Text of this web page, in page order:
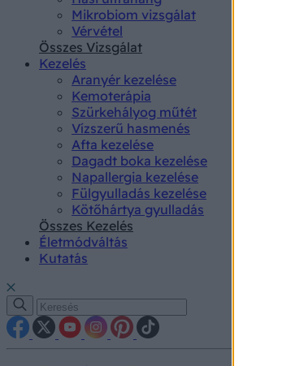
Mikrobiom vizsgálat
Vérvétel
Összes Vizsgálat
Kezelés
Aranyér kezelése
Kemoterápia
Szürkehályog műtét
Vízszerű hasmenés
Afta kezelése
Dagadt boka kezelése
Napallergia kezelése
Fülgyulladás kezelése
Kötőhártya gyulladás
Összes Kezelés
Életmódváltás
Kutatás